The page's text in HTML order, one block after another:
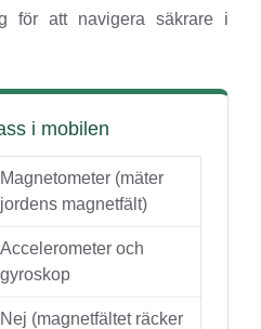
för att navigera säkrare i
i mobilen
Magnetometer (mäter
jordens magnetfält)
Accelerometer och
gyroskop
Nej (magnetfältet räcker